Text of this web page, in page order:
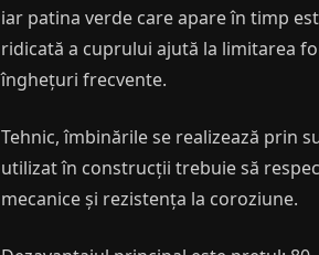
iar patina verde care apare în timp
ridicată a cuprului ajută la limitarea
înghețuri frecvente.
Tehnic, îmbinările se realizează prin
utilizat în construcții trebuie să
mecanice și rezistența la coroziune.